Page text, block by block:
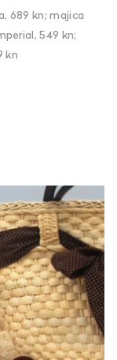
689 kn; majica
549 kn;
kn